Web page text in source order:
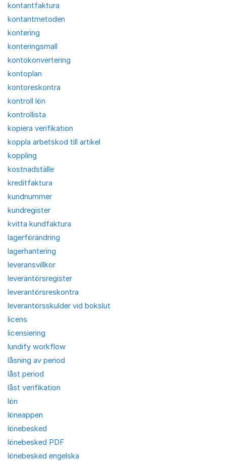
kontantfaktura
kontantmetoden
kontering
konteringsmall
kontokonvertering
kontoplan
kontoreskontra
kontroll lön
kontrollista
kopiera verifikation
koppla arbetskod till artikel
koppling
kostnadställe
kreditfaktura
kundnummer
kundregister
kvitta kundfaktura
lagerförändring
lagerhantering
leveransvillkor
leverantörsregister
leverantörsreskontra
leverantörsskulder vid bokslut
licens
licensiering
lundify workflow
låsning av period
låst period
låst verifikation
lön
löneappen
lönebesked
lönebesked PDF
lönebesked engelska